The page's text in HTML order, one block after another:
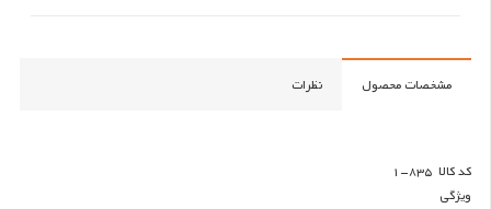
مشخصات محصول نظرات
کد کالا 835-1
ویژگی